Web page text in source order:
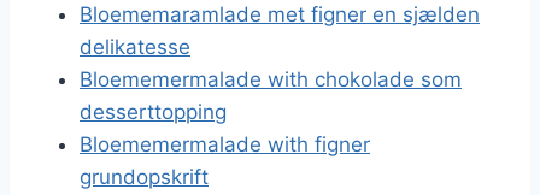
Bloememaramlade met figner en sjælden
delikatesse
Bloememermalade with chokolade som
desserttopping
Bloememermalade with figner
grundopskrift